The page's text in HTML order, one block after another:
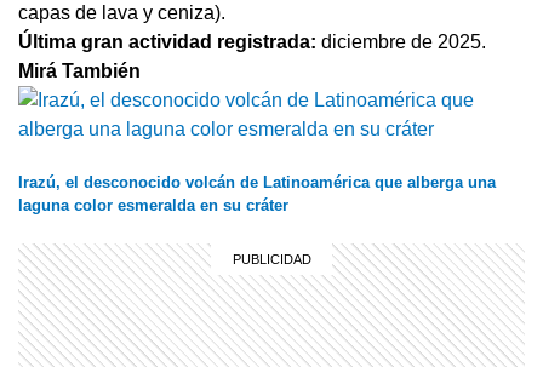
capas de lava y ceniza).
Última gran actividad registrada: diciembre de 2025.
Mirá También
Irazú, el desconocido volcán de Latinoamérica que alberga una
laguna color esmeralda en su cráter